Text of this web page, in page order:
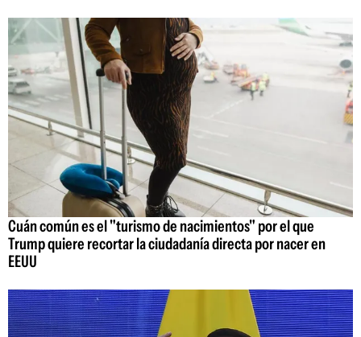
Cuán común es el "turismo de nacimientos" por el que
Trump quiere recortar la ciudadanía directa por nacer en
EEUU